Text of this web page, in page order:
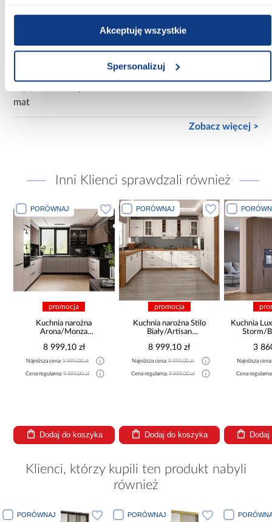
Akceptuję wszystkie
Spersonalizuj
Wykończenie frontów:
mat
Zobacz więcej >
Inni Klienci sprawdzali również
PORÓWNAJ
promocja
Kuchnia narożna
Arona/Monza
8 999,10 zł
Najniższa cena:9 999,00 zł
Cena regularna:9 999,00 zł
Dodaj do koszyka
PORÓWNAJ
promocja
Kuchnia narożna Stilo
Biały/Artisan
8 999,10 zł
Najniższa cena:9 999,00 zł
Cena regularna:9 999,00 zł
Dodaj do koszyka
Kuchnia
Storm/
3
Najniższa
Cena
Klienci, którzy kupili ten produkt nabyli
również
PORÓWNAJ PORÓWNAJ